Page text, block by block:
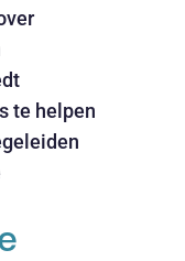
te helpen